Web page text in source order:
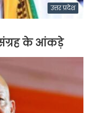
उत्तर प्रदेश
के आंकड़े